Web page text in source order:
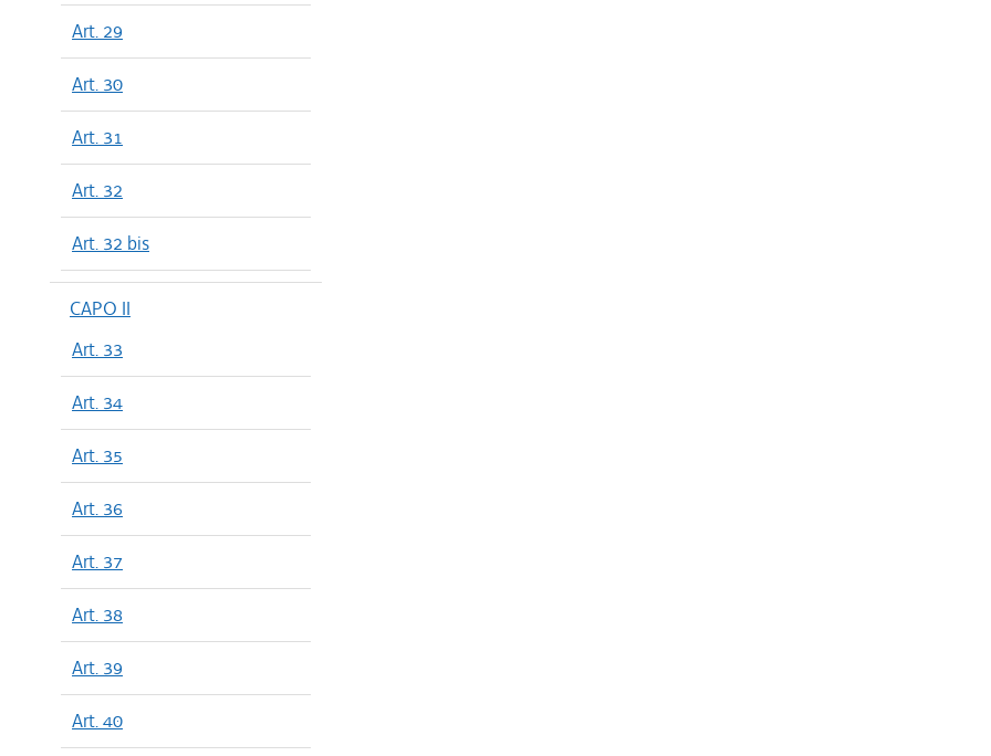
Art. 29
Art. 30
Art. 31
Art. 32
Art. 32 bis
CAPO II
Art. 33
Art. 34
Art. 35
Art. 36
Art. 37
Art. 38
Art. 39
Art. 40